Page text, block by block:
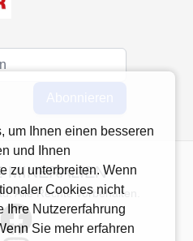
Adresse
MINERALIEN
Alle Rechte vorbehalten.
um Ihnen einen besseren
und Ihnen
zu unterbreiten. Wenn
Cookies nicht
Ihre Nutzererfahrung
Sie mehr erfahren